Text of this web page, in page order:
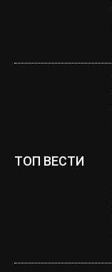
ТОП ВЕСТИ